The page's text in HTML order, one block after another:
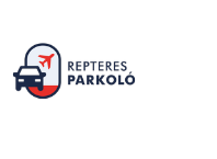
tartalomba